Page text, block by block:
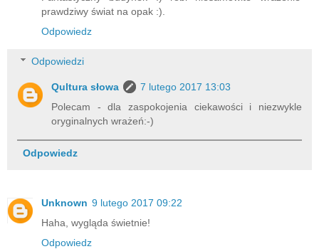
prawdziwy świat na opak :).
Odpowiedz
Odpowiedzi
Qultura słowa
7 lutego 2017 13:03
Polecam - dla zaspokojenia ciekawości i niezwykle
oryginalnych wrażeń:-)
Odpowiedz
Unknown 9 lutego 2017 09:22
Haha, wygląda świetnie!
Odpowiedz